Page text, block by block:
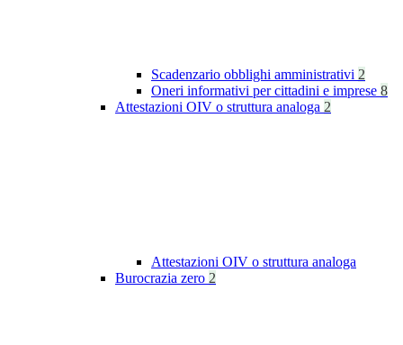
Scadenzario obblighi amministrativi 2
Oneri informativi per cittadini e imprese 8
Attestazioni OIV o struttura analoga 2
Attestazioni OIV o struttura analoga
Burocrazia zero 2